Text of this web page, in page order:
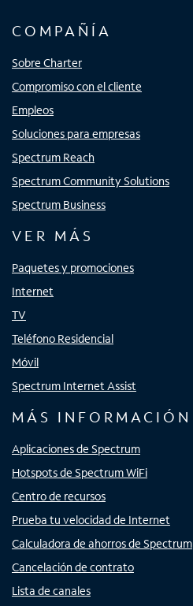
COMPAÑÍA
Sobre Charter
Compromiso con el cliente
Empleos
Soluciones para empresas
Spectrum Reach
Spectrum Community Solutions
Spectrum Business
VER MÁS
Paquetes y promociones
Internet
TV
Teléfono Residencial
Móvil
Spectrum Internet Assist
MÁS INFORMACIÓN
Aplicaciones de Spectrum
Hotspots de Spectrum WiFi
Centro de recursos
Prueba tu velocidad de Internet
Calculadora de ahorros de Spectrum
Cancelación de contrato
Lista de canales